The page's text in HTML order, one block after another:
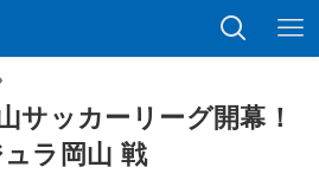
サッカーリーグ開幕！
ラ岡山 戦